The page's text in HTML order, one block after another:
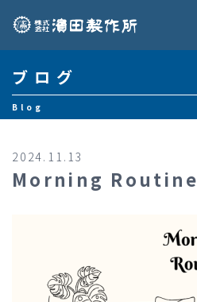
ブログ
Blog
2024.11.13
Morning Routine